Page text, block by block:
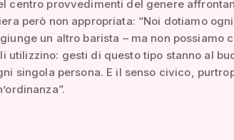
centro provvedimenti del genere
però non appropriata: “Noi dotiamo
un altro barista – ma non possiamo
utilizzino: gesti di questo tipo stanno al
singola persona. E il senso civico,